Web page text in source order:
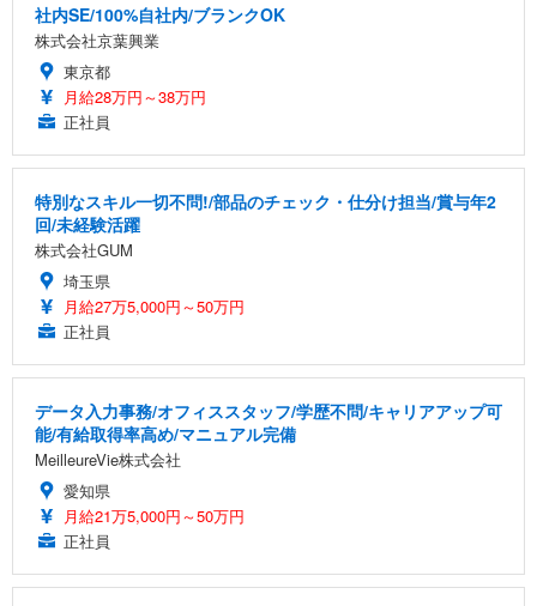
社内SE/100%自社内/ブランクOK
株式会社京葉興業
東京都
月給28万円～38万円
正社員
特別なスキル一切不問!/部品のチェック・仕分け担当/賞与年2
回/未経験活躍
株式会社GUM
埼玉県
月給27万5,000円～50万円
正社員
データ入力事務/オフィススタッフ/学歴不問/キャリアアップ可
能/有給取得率高め/マニュアル完備
MeilleureVie株式会社
愛知県
月給21万5,000円～50万円
正社員